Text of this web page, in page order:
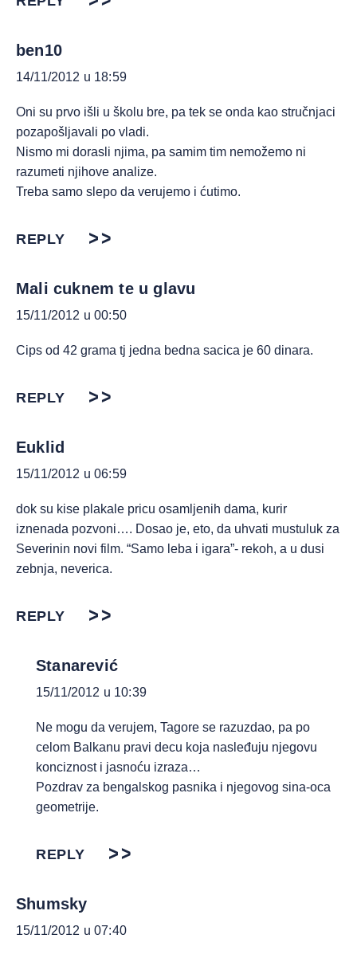
ben10
14/11/2012 u 18:59
Oni su prvo išli u školu bre, pa tek se onda kao stručnjaci
pozapošljavali po vladi.
Nismo mi dorasli njima, pa samim tim nemožemo ni
razumeti njihove analize.
Treba samo slepo da verujemo i ćutimo.
REPLY
Mali cuknem te u glavu
15/11/2012 u 00:50
Cips od 42 grama tj jedna bedna sacica je 60 dinara.
REPLY
Euklid
15/11/2012 u 06:59
dok su kise plakale pricu osamljenih dama, kurir
iznenada pozvoni…. Dosao je, eto, da uhvati mustuluk za
Severinin novi film. “Samo leba i igara”- rekoh, a u dusi
zebnja, neverica.
REPLY
Stanarević
15/11/2012 u 10:39
Ne mogu da verujem, Tagore se razuzdao, pa po
celom Balkanu pravi decu koja nasleđuju njegovu
konciznost i jasnoću izraza…
Pozdrav za bengalskog pasnika i njegovog sina-oca
geometrije.
REPLY
Shumsky
15/11/2012 u 07:40